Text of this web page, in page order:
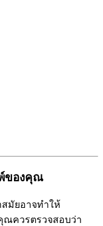
พ์ของคุณ
มัยอาจทำให้
ณควรตรวจสอบว่า